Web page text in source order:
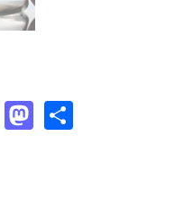
Facebook
Mastodon